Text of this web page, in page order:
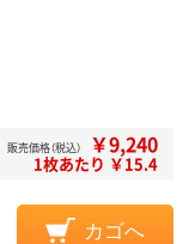
販売価格（税込） ￥9,240
1枚あたり ￥15.4
カゴへ